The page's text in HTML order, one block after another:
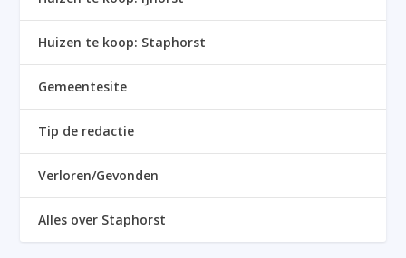
Huizen te koop: Staphorst
Gemeentesite
Tip de redactie
Verloren/Gevonden
Alles over Staphorst